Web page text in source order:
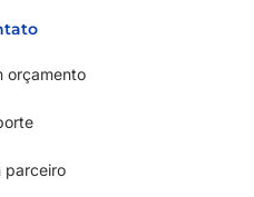
orçamento
parceiro